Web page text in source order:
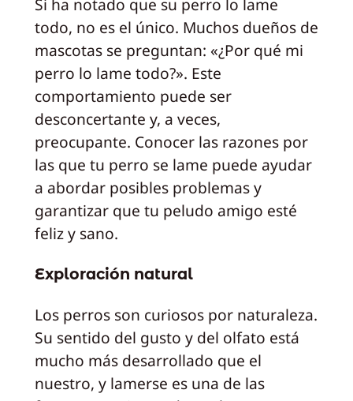
Si ha notado que su perro lo lame
todo, no es el único. Muchos dueños de
mascotas se preguntan: «¿Por qué mi
perro lo lame todo?». Este
comportamiento puede ser
desconcertante y, a veces,
preocupante. Conocer las razones por
las que tu perro se lame puede ayudar
a abordar posibles problemas y
garantizar que tu peludo amigo esté
feliz y sano.
Exploración natural
Los perros son curiosos por naturaleza.
Su sentido del gusto y del olfato está
mucho más desarrollado que el
nuestro, y lamerse es una de las